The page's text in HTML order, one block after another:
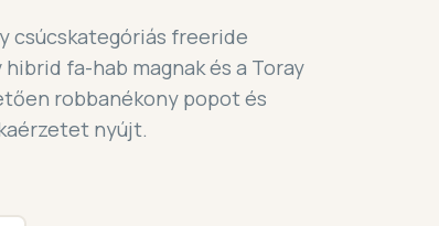
csúcskategóriás freeride
fa-hab magnak és a Toray
robbanékony popot és
nyújt.